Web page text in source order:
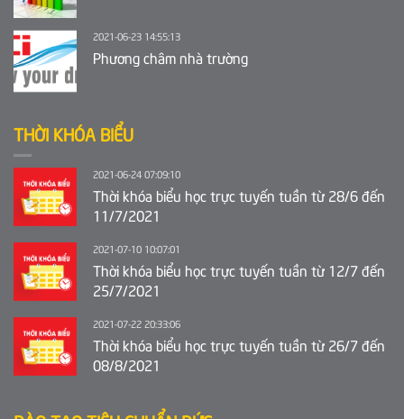
2021-06-23 14:55:13
Phương châm nhà trường
THỜI KHÓA BIỂU
2021-06-24 07:09:10
Thời khóa biểu học trực tuyến tuần từ 28/6 đến
11/7/2021
2021-07-10 10:07:01
Thời khóa biểu học trực tuyến tuần từ 12/7 đến
25/7/2021
2021-07-22 20:33:06
Thời khóa biểu học trực tuyến tuần từ 26/7 đến
08/8/2021